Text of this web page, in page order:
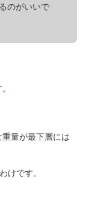
のがいいで
量が最下層には
けです。